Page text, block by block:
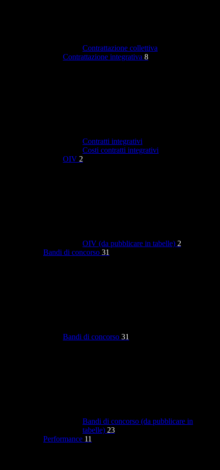
Contrattazione collettiva
Contrattazione integrativa 8
Contratti integrativi
Costi contratti integrativi
OIV 2
OIV (da pubblicare in tabelle) 2
Bandi di concorso 31
Bandi di concorso 31
Bandi di concorso (da pubblicare in
tabelle) 23
Performance 11